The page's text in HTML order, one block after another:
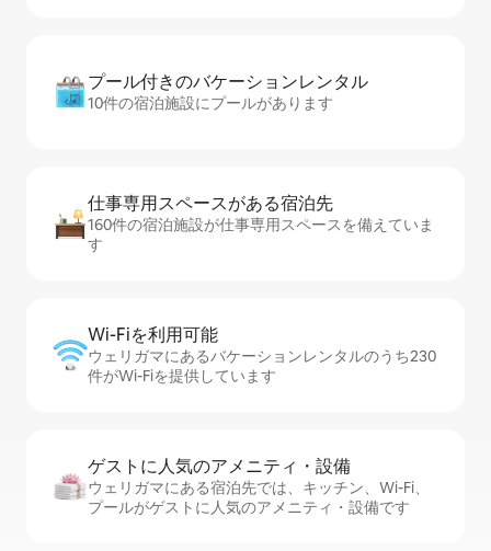
プール付きのバ⁠ケ⁠ー⁠シ⁠ョ⁠ンレ⁠ン⁠タ⁠ル
10件の宿泊施設にプールがあります
仕事専用ス⁠ペ⁠ー⁠スがあ⁠る宿⁠泊⁠先
160件の宿泊施設が仕事専用スペースを備えていま
す
Wi-Fiを利⁠用⁠可⁠能
ウェリガマにあるバケーションレンタルのうち230
件がWi-Fiを提供しています
ゲストに人⁠気⁠のア⁠メ⁠ニ⁠テ⁠ィ・設⁠備
ウェリガマにある宿泊先では、キッチン、Wi-Fi、
プールがゲストに人気のアメニティ・設備です